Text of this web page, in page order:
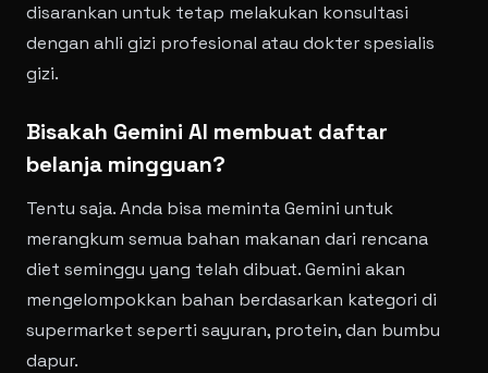
disarankan untuk tetap melakukan konsultasi
dengan ahli gizi profesional atau dokter spesialis
gizi.
Bisakah Gemini AI membuat daftar
belanja mingguan?
Tentu saja. Anda bisa meminta Gemini untuk
merangkum semua bahan makanan dari rencana
diet seminggu yang telah dibuat. Gemini akan
mengelompokkan bahan berdasarkan kategori di
supermarket seperti sayuran, protein, dan bumbu
dapur.